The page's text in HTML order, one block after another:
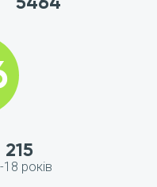
215
18 років